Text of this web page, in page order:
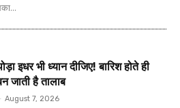
इधर भी ध्यान दीजिए! बारिश होते ही
जाती है तालाब
August 7, 2026